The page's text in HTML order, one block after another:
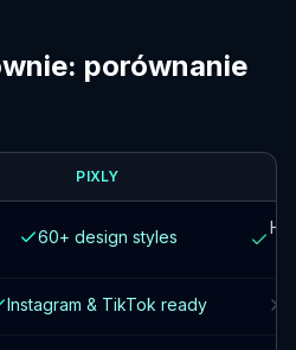
porównanie
PIXLY
60+ design styles
Instagram & TikTok ready